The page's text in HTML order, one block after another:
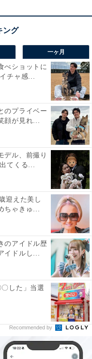
一ヶ月
べショットに
チャ感...
のプライベー
顔が見れ...
デル、前撮り
てくる...
迎えた美し
ちゃきゅ...
のアイドル歴
イドルし...
した」当選
Recommended by